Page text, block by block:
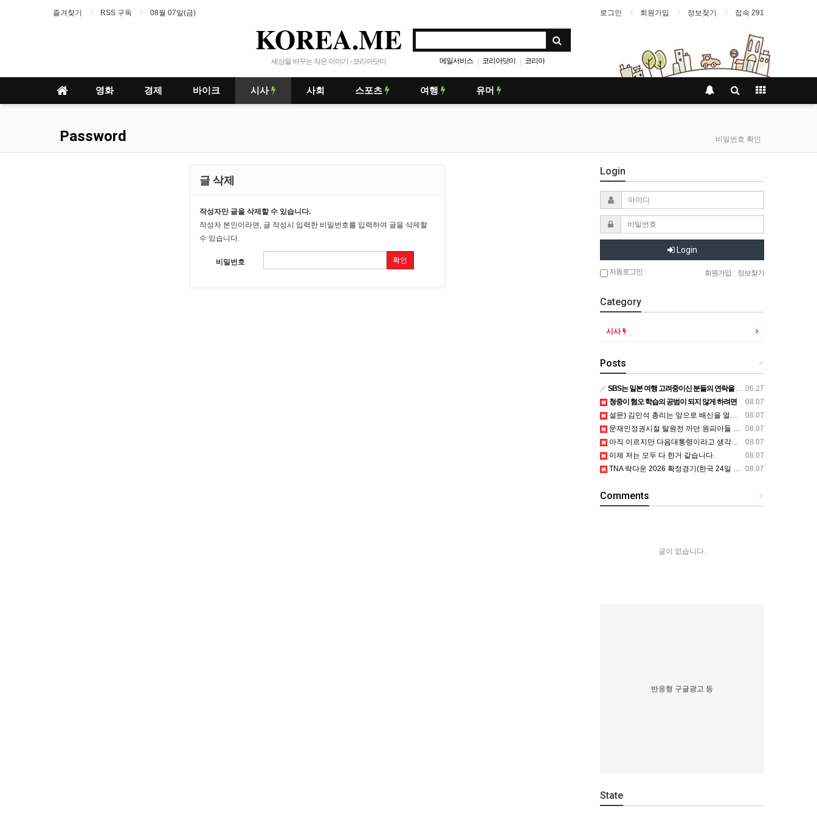
즐겨찾기 RSS 구독 08월 07일(금) 로그인 회원가입 정보찾기 접속 291
KOREA.ME
세상을 바꾸는 작은 이야기 - 코리아닷미 메일서비스 | 코리아닷미 | 코리아
영화 경제 바이크 시사 사회 스포츠 여행 유머
Password 비밀번호 확인
글 삭제
작성자만 글을 삭제할 수 있습니다.
작성자 본인이라면, 글 작성시 입력한 비밀번호를 입력하여 글을 삭제할
수 있습니다.
비밀번호 확인
Login
Login
자동로그인 회원가입 정보찾기
Category
시사
+
Posts
06.27
SBS는 일본 여행 고려중이신 분들의 연락을 기다립니다.
08.07
청중이 혐오 학습의 공범이 되지 않게 하려면
08.07
설문) 김민석 총리는 앞으로 배신을 얼마나 할까요?
08.07
문재인정권시절 탈원전 까던 원피아들 원피아 노비들 어디감?
08.07
아직 이르지만 다음대통령이라고 생각했을 때 정청래 vs 김민석
08.07
이제 저는 모두 다 한거 같습니다.
08.07
TNA 락다운 2026 확정경기(한국 24일 월요일, 모든 경기 철창 매
+
Comments
글이 없습니다.
반응형 구글광고 등
State